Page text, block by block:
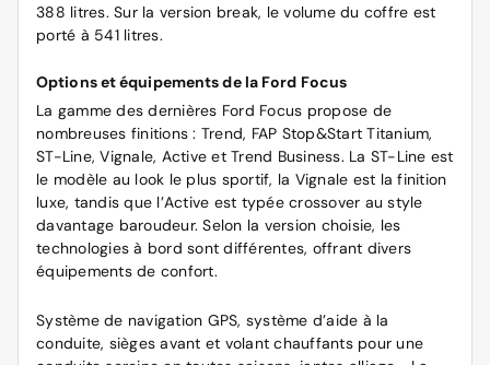
388 litres. Sur la version break, le volume du coffre est
porté à 541 litres.
Options et équipements de la Ford Focus
La gamme des dernières Ford Focus propose de
nombreuses finitions : Trend, FAP Stop&Start Titanium,
ST-Line, Vignale, Active et Trend Business. La ST-Line est
le modèle au look le plus sportif, la Vignale est la finition
luxe, tandis que l’Active est typée crossover au style
davantage baroudeur. Selon la version choisie, les
technologies à bord sont différentes, offrant divers
équipements de confort.
Système de navigation GPS, système d’aide à la
conduite, sièges avant et volant chauffants pour une